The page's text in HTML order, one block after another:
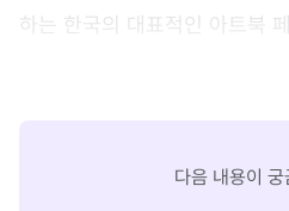
하는 한국의 대표적인 아트북
다음 내용이